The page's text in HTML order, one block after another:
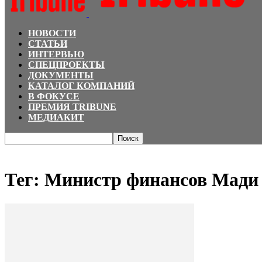
НОВОСТИ
СТАТЬИ
ИНТЕРВЬЮ
СПЕЦПРОЕКТЫ
ДОКУМЕНТЫ
КАТАЛОГ КОМПАНИЙ
В ФОКУСЕ
ПРЕМИЯ TRIBUNE
МЕДИАКИТ
Тег: Министр финансов Мади